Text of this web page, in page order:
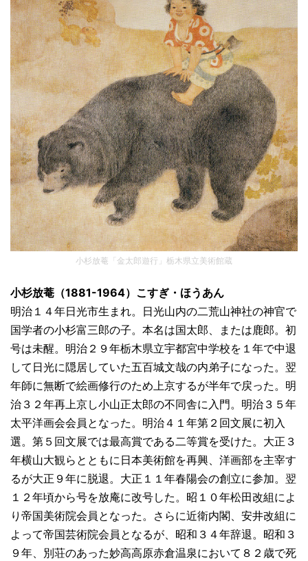
小杉放菴「金太郎遊行」栃木県立美術館蔵
小杉放菴（1881-1964）こすぎ・ほうあん
明治１４年日光市生まれ。日光山内の二荒山神社の神官で
国学者の小杉富三郎の子。本名は国太郎、または鹿郎。初
号は未醒。明治２９年栃木県立宇都宮中学校を１年で中退
して日光に隠居していた五百城文哉の内弟子になった。翌
年師に無断で絵画修行のため上京するが半年で戻った。明
治３２年再上京し小山正太郎の不同舎に入門。明治３５年
太平洋画会会員となった。明治４１年第２回文展に初入
選。第５回文展では最高賞である二等賞を受けた。大正３
年横山大観らとともに日本美術館を再興、洋画部を主宰す
るが大正９年に脱退。大正１１年春陽会の創立に参加。翌
１２年頃から号を放庵に改号した。昭１０年松田改組によ
り帝国美術院会員となった。さらに近衛内閣、安井改組に
よって帝国芸術院会員となるが、昭和３４年辞退。昭和３
９年、別荘のあった妙高高原赤倉温泉において８２歳で死